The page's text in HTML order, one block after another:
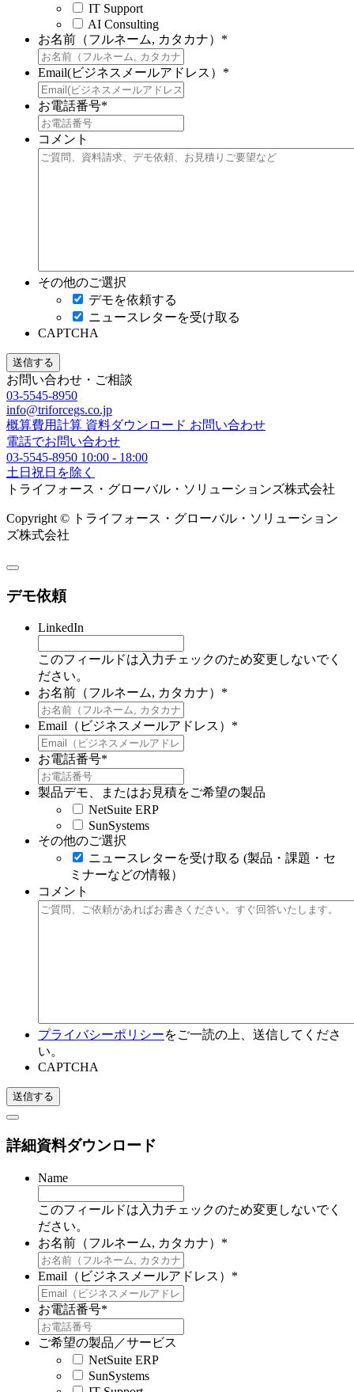
IT Support
AI Consulting
お名前（フルネーム, カタカナ） *
Email(ビジネスメールアドレス） *
お電話番号*
コメント
その他のご選択
デモを依頼する
ニュースレターを受け取る
CAPTCHA
お問い合わせ・ご相談
03-5545-8950
info@triforcegs.co.jp
概算費用計算 資料ダウンロード お問い合わせ
電話でお問い合わせ
03-5545-8950 10:00 - 18:00
土日祝日を除く
トライフォース・グローバル・ソリューションズ株式会社
Copyright © トライフォース・グローバル・ソリューション
ズ株式会社
デモ依頼
LinkedIn
このフィールドは入力チェックのため変更しないでく
ださい。
お名前（フルネーム, カタカナ） *
Email（ビジネスメールアドレス） *
お電話番号*
製品デモ、またはお見積をご希望の製品
NetSuite ERP
SunSystems
その他のご選択
ニュースレターを受け取る (製品・課題・セ
ミナーなどの情報）
コメント
プライバシーポリシーをご一読の上、送信してくださ
い。
CAPTCHA
詳細資料ダウンロード
Name
このフィールドは入力チェックのため変更しないでく
ださい。
お名前（フルネーム, カタカナ） *
Email（ビジネスメールアドレス） *
お電話番号*
ご希望の製品／サービス
NetSuite ERP
SunSystems